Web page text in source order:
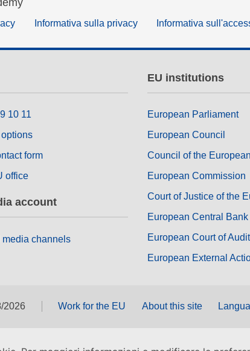
Informativa sulla privacy Informativa
10 11
form
office
account
channels
EU institutions
European Parliament
European Council
Council of the
European Commission
Court of Justice of the
European Central Bank
European Court of
European External
2026 Work for the EU About this site